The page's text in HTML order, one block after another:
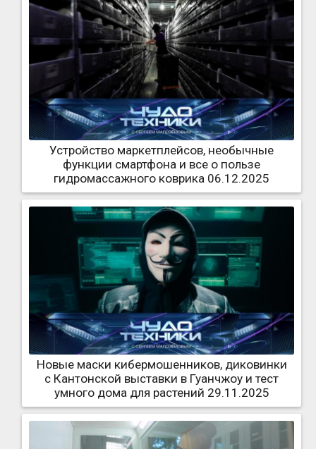
Устройство маркетплейсов, необычные
функции смартфона и все о пользе
гидромассажного коврика 06.12.2025
Новые маски кибермошенников, диковинки
с Кантонской выставки в Гуанчжоу и тест
умного дома для растений 29.11.2025